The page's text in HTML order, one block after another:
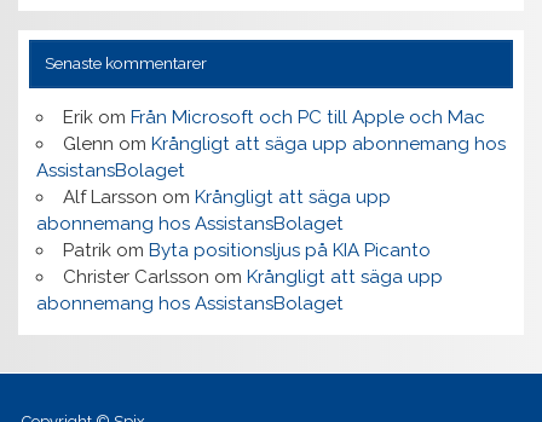
Senaste kommentarer
Erikom Från Microsoft och PC till Apple och Mac
Glenn om Krångligt att säga upp abonnemang hos
AssistansBolaget
Alf Larsson om Krångligt att säga upp
abonnemang hos AssistansBolaget
Patrikom Byta positionsljus på KIA Picanto
Christer Carlsson om Krångligt att säga upp
abonnemang hos AssistansBolaget